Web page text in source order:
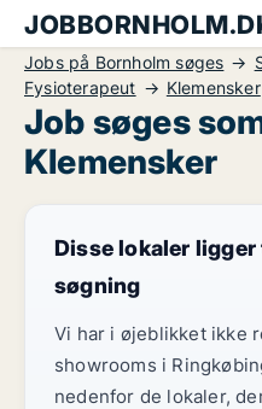
Jobs på Bornholm søges
Fysioterapeut
Klemensker
Job søges
Klemensker
Disse lokaler
søgning
Vi har i øjeblikket ikke
showrooms i
nedenfor de lokaler,